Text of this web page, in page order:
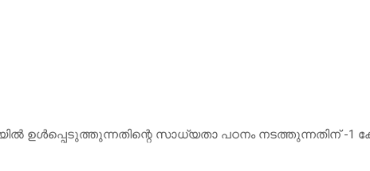
ഉൾപ്പെടുത്തുന്നതിന്റെ സാധ്യതാ പഠനം നടത്തുന്നതിന് -1